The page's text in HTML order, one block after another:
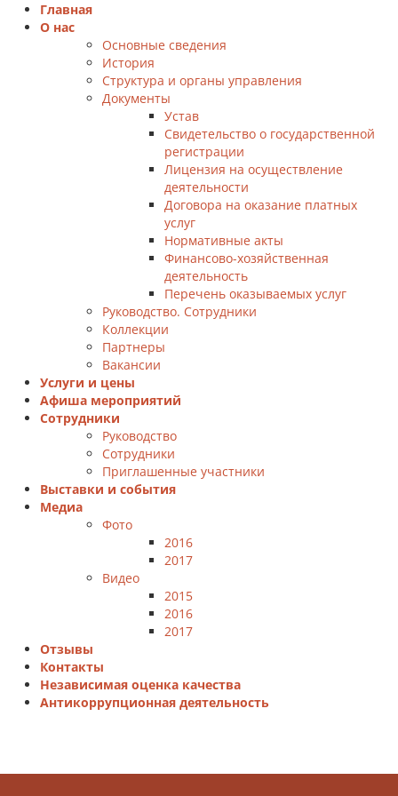
Главная
О нас
Основные сведения
История
Структура и органы управления
Документы
Устав
Свидетельство о государственной
регистрации
Лицензия на осуществление
деятельности
Договора на оказание платных
услуг
Нормативные акты
Финансово-хозяйственная
деятельность
Перечень оказываемых услуг
Руководство. Сотрудники
Коллекции
Партнеры
Вакансии
Услуги и цены
Афиша мероприятий
Сотрудники
Руководство
Сотрудники
Приглашенные участники
Выставки и события
Медиа
Фото
2016
2017
Видео
2015
2016
2017
Отзывы
Контакты
Независимая оценка качества
Антикоррупционная деятельность